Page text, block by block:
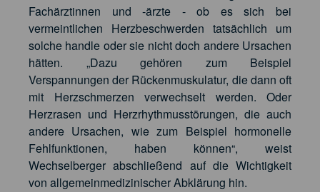
Fachärztinnen und -ärzte - ob es sich bei
vermeintlichen Herzbeschwerden tatsächlich um
solche handle oder sie nicht doch andere Ursachen
hätten. „Dazu gehören zum Beispiel
Verspannungen der Rückenmuskulatur, die dann oft
mit Herzschmerzen verwechselt werden. Oder
Herzrasen und Herzrhythmusstörungen, die auch
andere Ursachen, wie zum Beispiel hormonelle
Fehlfunktionen, haben können“, weist
Wechselberger abschließend auf die Wichtigkeit
von allgemeinmedizinischer Abklärung hin.